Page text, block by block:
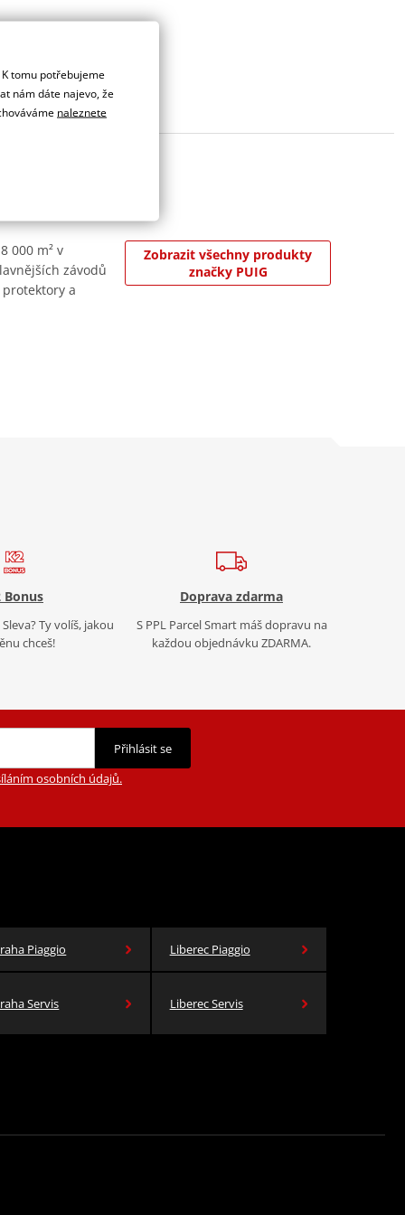
000 m² v
závodů
a
Zobrazit všechny produkty
značky PUIG
Bonus
Ty volíš, jakou
chceš!
Doprava zdarma
S PPL Parcel Smart máš dopravu na
každou objednávku ZDARMA.
Přihlásit se
osobních údajů.
Piaggio Liberec Piaggio
Servis Liberec Servis
tomu potřebujeme
nám dáte najevo, že
naleznete